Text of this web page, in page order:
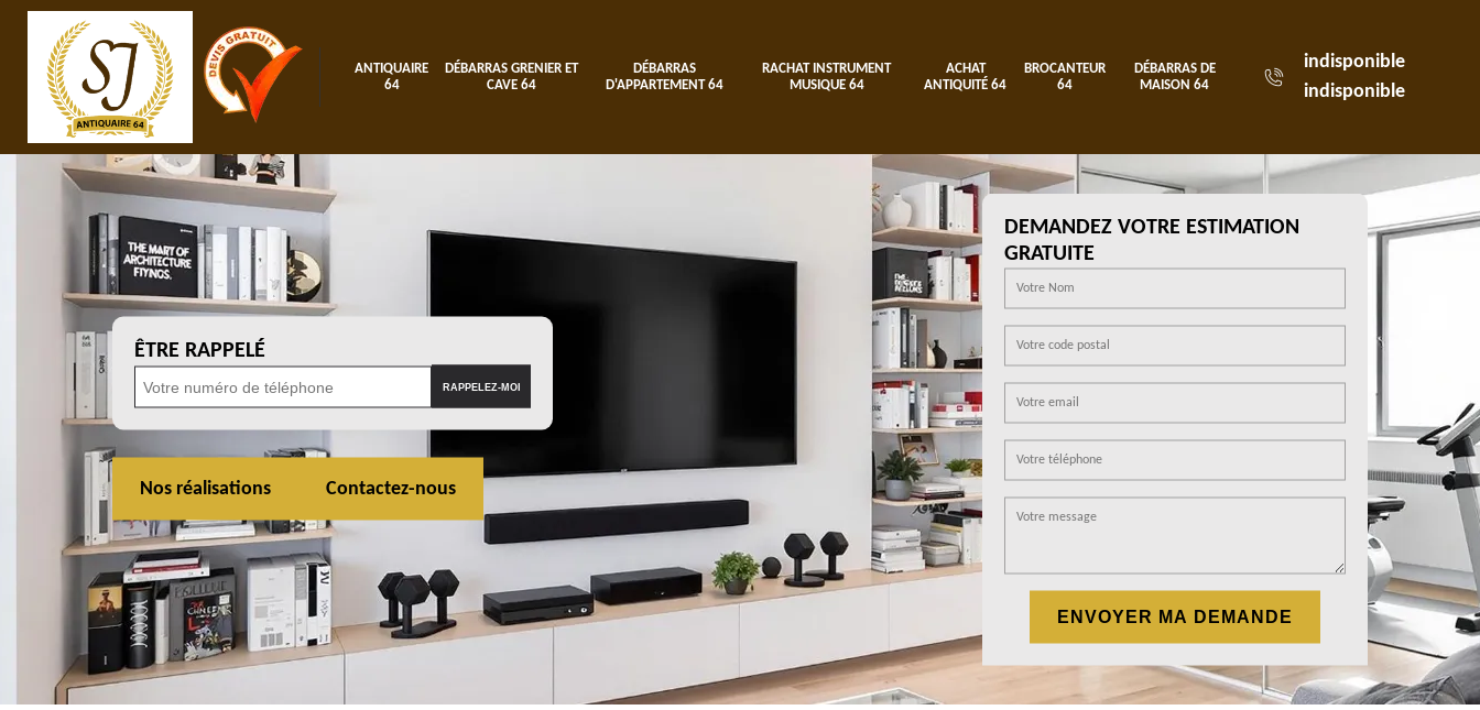
ANTIQUAIRE
64
DÉBARRAS GRENIER ET
CAVE 64
DÉBARRAS
D'APPARTEMENT 64
RACHAT INSTRUMENT
MUSIQUE 64
ACHAT
ANTIQUITÉ 64
BROCANTEUR
64
DÉBARRAS DE
MAISON 64
indisponible
indisponible
ÊTRE RAPPELÉ
Nos réalisations Contactez-nous
DEMANDEZ VOTRE ESTIMATION
GRATUITE